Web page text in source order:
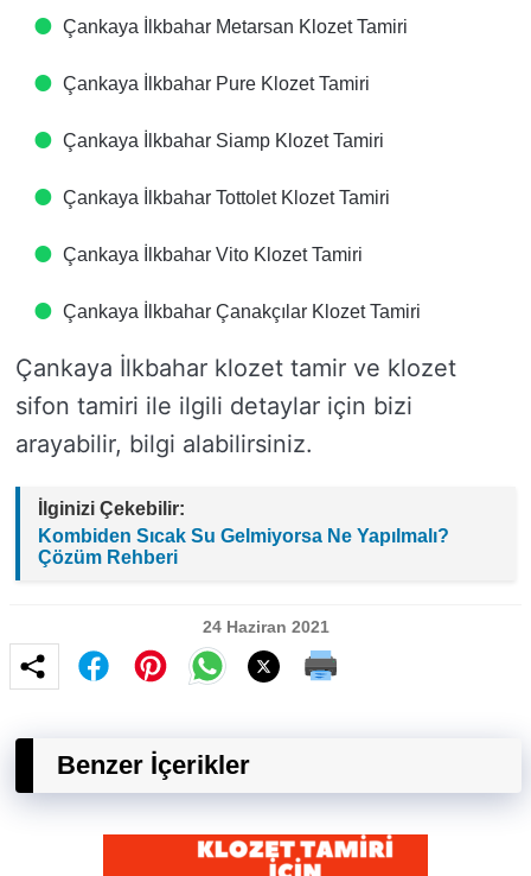
Çankaya İlkbahar Metarsan Klozet Tamiri
Çankaya İlkbahar Pure Klozet Tamiri
Çankaya İlkbahar Siamp Klozet Tamiri
Çankaya İlkbahar Tottolet Klozet Tamiri
Çankaya İlkbahar Vito Klozet Tamiri
Çankaya İlkbahar Çanakçılar Klozet Tamiri
Çankaya İlkbahar klozet tamir ve klozet
sifon tamiri ile ilgili detaylar için bizi
arayabilir, bilgi alabilirsiniz.
İlginizi Çekebilir:
Kombiden Sıcak Su Gelmiyorsa Ne Yapılmalı?
Çözüm Rehberi
24 Haziran 2021
Benzer İçerikler